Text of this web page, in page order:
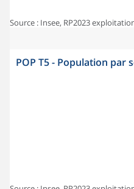
Source : Insee, RP2023
POP T5 - Population par